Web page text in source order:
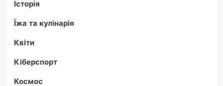
Історія
Їжа та кулінарія
Квіти
Кіберспорт
Космос